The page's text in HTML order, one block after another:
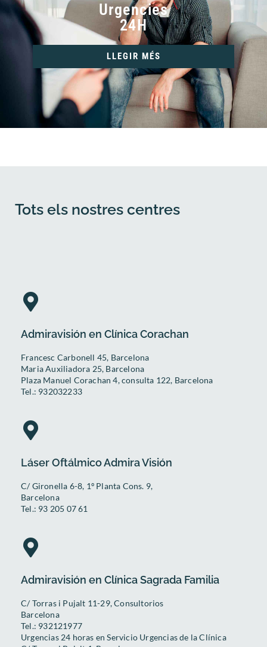
Urgencies
24H
LLEGIR MÉS
Tots els nostres centres
Admiravisión en Clínica Corachan
Francesc Carbonell 45, Barcelona
Maria Auxiliadora 25, Barcelona
Plaza Manuel Corachan 4, consulta 122, Barcelona
Tel.: 932032233
Láser Oftálmico Admira Visión
C/ Gironella 6-8, 1º Planta Cons. 9,
Barcelona
Tel.: 93 205 07 61
Admiravisión en Clínica Sagrada Familia
C/ Torras i Pujalt 11-29, Consultorios
Barcelona
Tel.: 932121977
Urgencias 24 horas en Servicio Urgencias de la Clínica